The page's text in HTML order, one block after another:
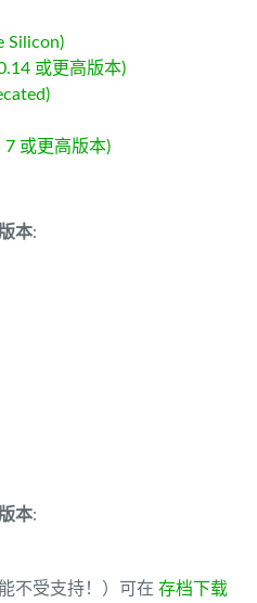
Silicon)
或更高版本)
或更高版本)
本:
本:
不受支持！）可在 存档下载